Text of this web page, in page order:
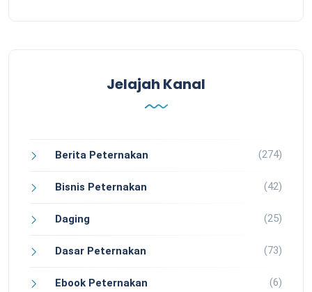
Jelajah Kanal
Berita Peternakan (274)
Bisnis Peternakan (42)
Daging (25)
Dasar Peternakan (73)
Ebook Peternakan (6)